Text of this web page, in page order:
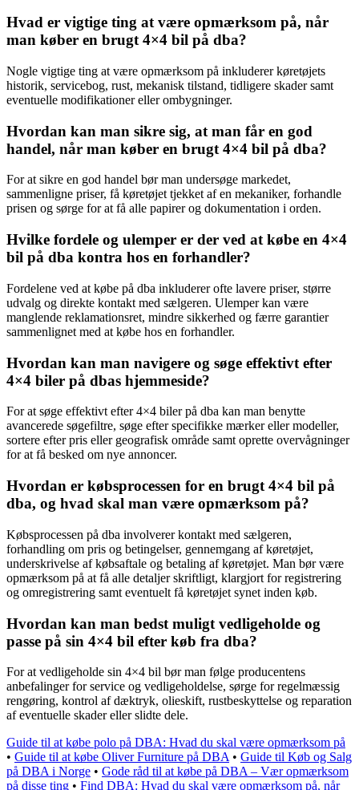
Hvad er vigtige ting at være opmærksom på, når
man køber en brugt 4×4 bil på dba?
Nogle vigtige ting at være opmærksom på inkluderer køretøjets
historik, servicebog, rust, mekanisk tilstand, tidligere skader samt
eventuelle modifikationer eller ombygninger.
Hvordan kan man sikre sig, at man får en god
handel, når man køber en brugt 4×4 bil på dba?
For at sikre en god handel bør man undersøge markedet,
sammenligne priser, få køretøjet tjekket af en mekaniker, forhandle
prisen og sørge for at få alle papirer og dokumentation i orden.
Hvilke fordele og ulemper er der ved at købe en 4×4
bil på dba kontra hos en forhandler?
Fordelene ved at købe på dba inkluderer ofte lavere priser, større
udvalg og direkte kontakt med sælgeren. Ulemper kan være
manglende reklamationsret, mindre sikkerhed og færre garantier
sammenlignet med at købe hos en forhandler.
Hvordan kan man navigere og søge effektivt efter
4×4 biler på dbas hjemmeside?
For at søge effektivt efter 4×4 biler på dba kan man benytte
avancerede søgefiltre, søge efter specifikke mærker eller modeller,
sortere efter pris eller geografisk område samt oprette overvågninger
for at få besked om nye annoncer.
Hvordan er købsprocessen for en brugt 4×4 bil på
dba, og hvad skal man være opmærksom på?
Købsprocessen på dba involverer kontakt med sælgeren,
forhandling om pris og betingelser, gennemgang af køretøjet,
underskrivelse af købsaftale og betaling af køretøjet. Man bør være
opmærksom på at få alle detaljer skriftligt, klargjort for registrering
og omregistrering samt eventuelt få køretøjet synet inden køb.
Hvordan kan man bedst muligt vedligeholde og
passe på sin 4×4 bil efter køb fra dba?
For at vedligeholde sin 4×4 bil bør man følge producentens
anbefalinger for service og vedligeholdelse, sørge for regelmæssig
rengøring, kontrol af dæktryk, olieskift, rustbeskyttelse og reparation
af eventuelle skader eller slidte dele.
Guide til at købe polo på DBA: Hvad du skal være opmærksom på
• Guide til at købe Oliver Furniture på DBA • Guide til Køb og Salg
på DBA i Norge • Gode råd til at købe på DBA – Vær opmærksom
på disse ting • Find DBA: Hvad du skal være opmærksom på, når